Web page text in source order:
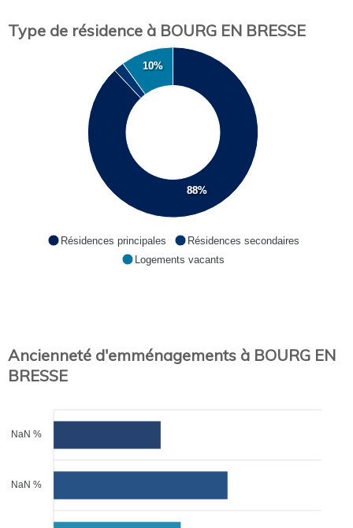
Type de résidence à BOURG EN BRESSE
88%
10%
Résidences principales
Résidences secondaires
Logements vacants
Ancienneté d'emménagements à BOURG EN
BRESSE
NaN %
NaN %